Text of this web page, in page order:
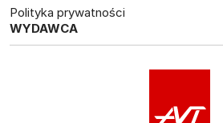
Polityka prywatności
WYDAWCA